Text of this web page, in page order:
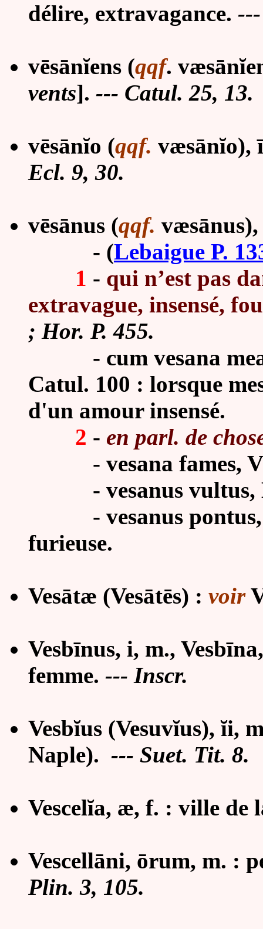
délire, extravagance.
vēsānĭens (qqf.
vents]. --- Catul. 25, 13.
vēsānĭo (qqf. væsānĭo),
Ecl. 9, 30.
vēsānus (qqf.
- (Lebaigue P.
1 - qui n’est pas
extravague, insensé,
; Hor. P. 455.
- cum vesana
Catul. 100 : lorsque
d'un amour insensé.
2 - en parl. de
- vesana fames,
- vesanus
- vesanus
furieuse.
Vesātæ (Vesātēs) : voir
Vesbīnus, i, m.,
femme. --- Inscr.
Vesbĭus (Vesuvĭus), ĭi,
Naple). --- Suet. Tit. 8.
Vescelĭa, æ, f. : ville de
Vescellāni, ōrum, m. :
Plin. 3, 105.